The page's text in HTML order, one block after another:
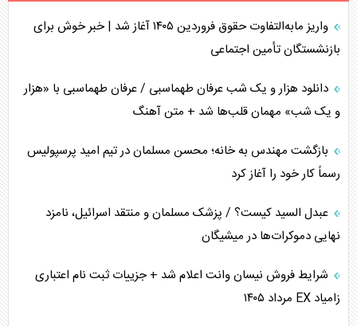
پیام، ظرفیت بالفعل‌نشده تجارت ایران
ترامپ و توهم خلع سلاح حماس
چرا کویت به دنبال شریک امنیتی جدید است؟
اعتراف غرب به قدرت ایران در تثبیت معادلات
خطای راهبردی ترامپ مقابل برزیل
متن و حاشیه سفر نتانیاهو به آمریکا
نقش راهبردی ایران در دیپلماسی غذایی جهان
واریز مابه‌التفاوت حقوق فروردین ۱۴۰۵ آغاز شد | خبر خوش برای
بازنشستگان تأمین اجتماعی
دانلود هزار و یک شب عرفان طهماسبی / عرفان طهماسبی با «هزار
و یک شب» مهمان قلب‌ها شد + متن آهنگ
بازگشت مهندس به خانه؛ محسن مسلمان در تیم امید پرسپولیس
رسماً کار خود را آغاز کرد
عبدل السید کیست؟ / پزشک مسلمان و منتقد اسرائیل، نامزد
نهایی دموکرات‌ها در میشیگان
شرایط فروش نیسان وانت اعلام شد + جزییات ثبت نام اعتباری
زامیاد EX مرداد ۱۴۰۵